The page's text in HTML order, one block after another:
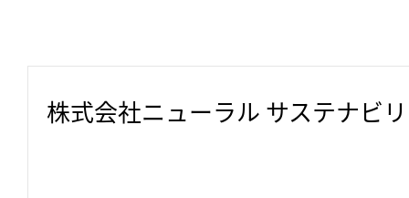
株式会社ニューラル サステナビ